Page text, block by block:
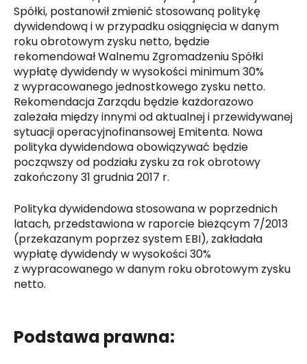
Spółki, postanowił zmienić stosowaną politykę
dywidendową i w przypadku osiągnięcia w danym
roku obrotowym zysku netto, będzie
rekomendował Walnemu Zgromadzeniu Spółki
wypłatę dywidendy w wysokości minimum 30%
z wypracowanego jednostkowego zysku netto.
Rekomendacja Zarządu będzie każdorazowo
zależała między innymi od aktualnej i przewidywanej
sytuacji operacyjnofinansowej Emitenta. Nowa
polityka dywidendowa obowiązywać będzie
począwszy od podziału zysku za rok obrotowy
zakończony 31 grudnia 2017 r.
Polityka dywidendowa stosowana w poprzednich
latach, przedstawiona w raporcie bieżącym 7/2013
(przekazanym poprzez system EBI), zakładała
wypłatę dywidendy w wysokości 30%
z wypracowanego w danym roku obrotowym zysku
netto.
Podstawa prawna: